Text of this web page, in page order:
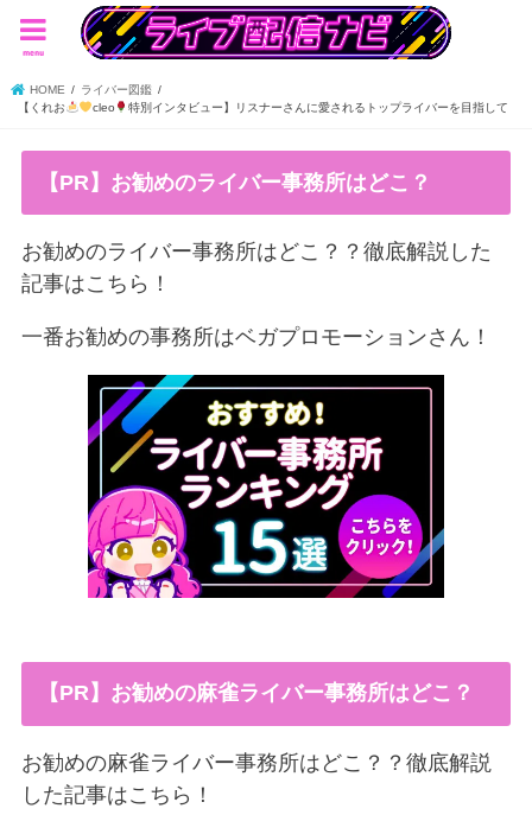
menu
HOME
ライバー図鑑
【くれお
cleo 特別インタビュー】リスナーさんに愛されるトップライバーを目指して
【PR】お勧めのライバー事務所はどこ？
お勧めのライバー事務所はどこ？？徹底解説した
記事はこちら！
一番お勧めの事務所はベガプロモーションさん！
【PR】お勧めの麻雀ライバー事務所はどこ？
お勧めの麻雀ライバー事務所はどこ？？徹底解説
した記事はこちら！